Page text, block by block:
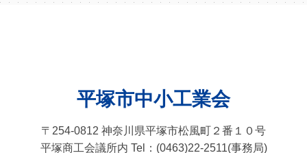
平塚市中小工業会
〒254-0812 神奈川県平塚市松風町２番１０号
平塚商工会議所内 Tel：(0463)22-2511(事務局)